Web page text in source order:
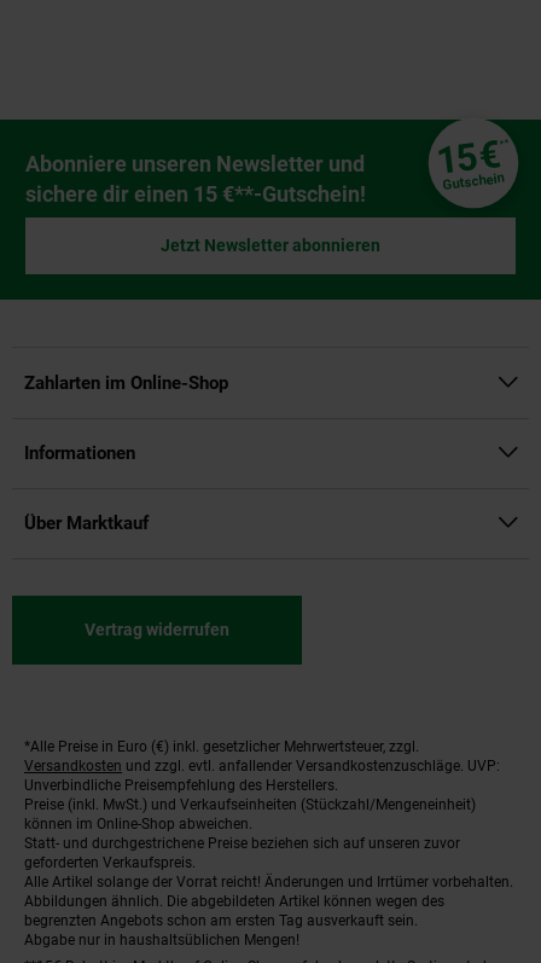
Newsletter Anmeldung
Abonniere unseren Newsletter und
sichere dir einen 15 €**-Gutschein!
15€**
Gutschein
Jetzt Newsletter abonnieren
Zahlarten im Online-Shop
Informationen
Über Marktkauf
Vertrag widerrufen
Fußnoten
*Alle Preise in Euro (€) inkl. gesetzlicher Mehrwertsteuer, zzgl.
Versandkosten und zzgl. evtl. anfallender Versandkostenzuschläge. UVP:
Unverbindliche Preisempfehlung des Herstellers.
Preise (inkl. MwSt.) und Verkaufseinheiten (Stückzahl/Mengeneinheit)
können im Online-Shop abweichen.
Statt- und durchgestrichene Preise beziehen sich auf unseren zuvor
geforderten Verkaufspreis.
Alle Artikel solange der Vorrat reicht! Änderungen und Irrtümer vorbehalten.
Abbildungen ähnlich. Die abgebildeten Artikel können wegen des
begrenzten Angebots schon am ersten Tag ausverkauft sein.
Abgabe nur in haushaltsüblichen Mengen!